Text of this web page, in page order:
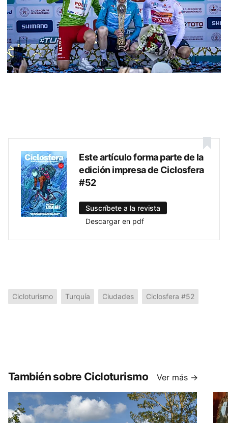
Este artículo forma parte de la
edición impresa de Ciclosfera
#52
Suscríbete a la revista
Descargar en pdf
Cicloturismo Turquía Ciudades Ciclosfera #52
También sobre Cicloturismo Ver más →